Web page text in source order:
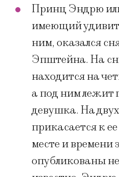
Принц Эндрю
имеющий
ним, оказался
Эпштейна. На
находится на
а под ним лежит
девушка. На
прикасается к
месте и времени
опубликованы